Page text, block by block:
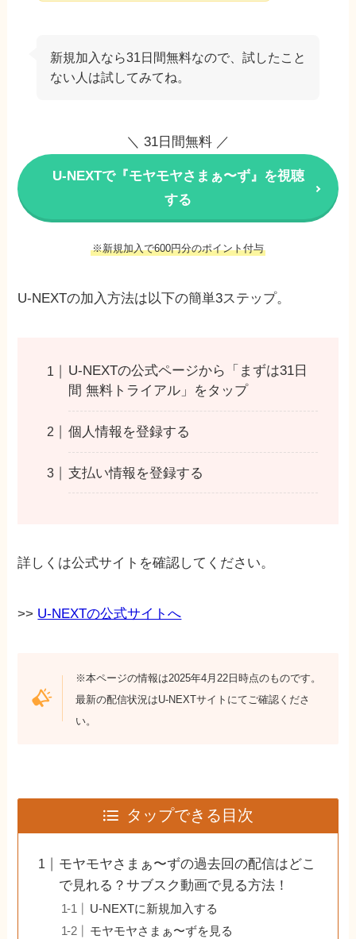
新規加入なら31日間無料なので、試したこと
ない人は試してみてね。
＼ 31日間無料 ／
U-NEXTで『モヤモヤさまぁ〜ず』を視聴
する
※新規加入で600円分のポイント付与
U-NEXTの加入方法は以下の簡単3ステップ。
U-NEXTの公式ページから「まずは31日
間 無料トライアル」をタップ
個人情報を登録する
支払い情報を登録する
詳しくは公式サイトを確認してください。
>> U-NEXTの公式サイトへ
※本ページの情報は2025年4月22日時点のものです。
最新の配信状況はU-NEXTサイトにてご確認くださ
い。
タップできる目次
モヤモヤさまぁ〜ずの過去回の配信はどこ
で見れる？サブスク動画で見る方法！
U-NEXTに新規加入する
モヤモヤさまぁ〜ずを見る